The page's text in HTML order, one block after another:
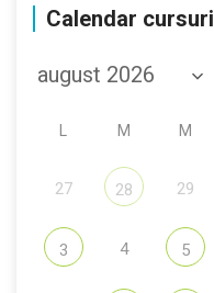
Calendar cursuri
M M
27 28 29
3 4 5